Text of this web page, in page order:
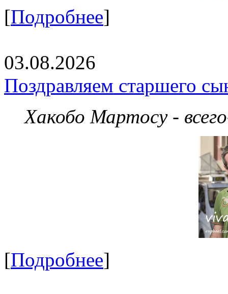
[Подробнее]
03.08.2026
Поздравляем старшего
Хакобо Мартосу -
[Подробнее]